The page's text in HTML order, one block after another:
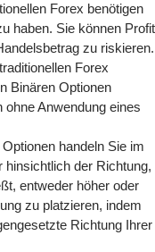
Forex benötigen
haben. Sie können Profit
zu riskieren.
Forex
Binären Optionen
Anwendung eines
handeln Sie im
der Richtung,
entweder höher oder
zu platzieren, indem
Richtung Ihrer